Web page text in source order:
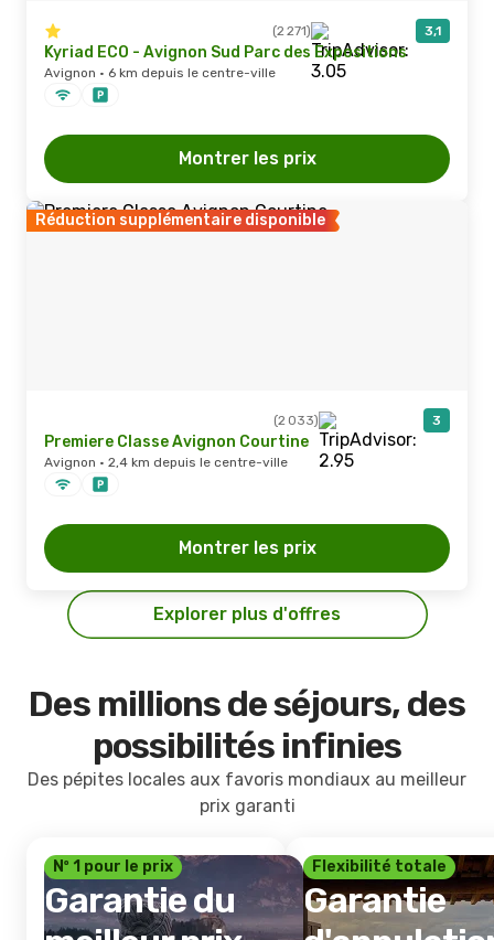
(2 271) 3,1
Kyriad ECO - Avignon Sud Parc des Expositions
Avignon · 6 km depuis le centre-ville
Montrer les prix
Réduction supplémentaire disponible
(2 033) 3
Premiere Classe Avignon Courtine
Avignon · 2,4 km depuis le centre-ville
Montrer les prix
Explorer plus d'offres
Des millions de séjours, des
possibilités infinies
Des pépites locales aux favoris mondiaux au meilleur
prix garanti
Nº 1 pour le prix
Garantie du
Flexibilité totale
Garantie